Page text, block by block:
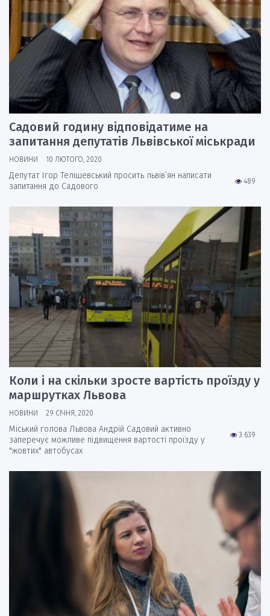
Садовий годину відповідатиме на
запитання депутатів Львівської міськради
НОВИНИ 10 ЛЮТОГО, 2020
489
Депутат Ігор Телішевський просить львів’ян написати
запитання до Садового
Коли і на скільки зросте вартість проїзду у
маршрутках Львова
НОВИНИ 29 СІЧНЯ, 2020
3 639
Міський голова Львова Андрій Садовий активно
заперечує можливе підвищення вартості проїзду у
"жовтих" автобусах